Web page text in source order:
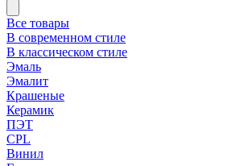
Все товары
В современном стиле
В классическом стиле
Эмаль
Эмалит
Крашеные
Керамик
ПЭТ
CPL
Винил